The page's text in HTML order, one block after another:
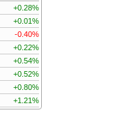
+0.28%
+0.01%
-0.40%
+0.22%
+0.54%
+0.52%
+0.80%
+1.21%